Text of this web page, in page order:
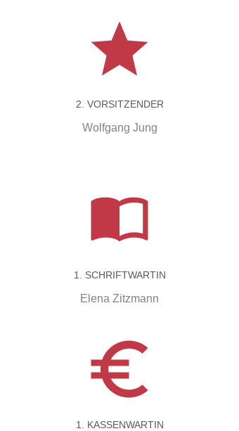
2. VORSITZENDER
Wolfgang Jung
1. SCHRIFTWARTIN
Elena Zitzmann
1. KASSENWARTIN